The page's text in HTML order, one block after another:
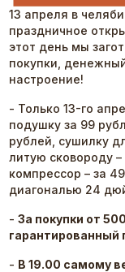
13 апреля в
праздничное
этот день мы
покупки,
настроение!
- Только 13-го
подушку за 99
рублей, сушилку
литую сковороду
компрессор – за
диагональю 24
- За покупки от
гарантированный
- В 19.00 самому